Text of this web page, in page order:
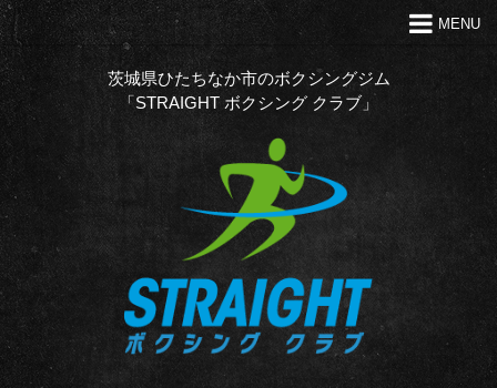
クラブの特徴
代表あいさつ
Ｑ＆Ａ
入会案内
お問い合わせ
お知らせ
STAFF BLOG
サイトマップ
MENU
茨城県ひたちなか市のボクシングジム
「STRAIGHT ボクシング クラブ」